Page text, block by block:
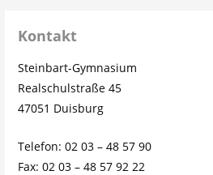
Kontakt
Steinbart-Gymnasium
Realschulstraße 45
47051 Duisburg
Telefon: 02 03 – 48 57 90
Fax: 02 03 – 48 57 92 22